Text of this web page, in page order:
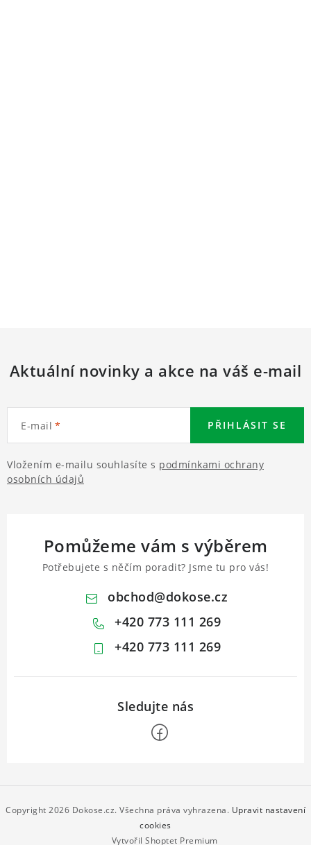
Aktuální novinky a akce na váš e-mail
E-mail
Vložením e-mailu souhlasíte s podmínkami ochrany
osobních údajů
PŘIHLÁSIT SE
Pomůžeme vám s výběrem
Potřebujete s něčím poradit? Jsme tu pro vás!
obchod@dokose.cz
+420 773 111 269
+420 773 111 269
p
Vytvořil Shoptet Premium
Copyright 2026 Dokose.cz. Všechna práva vyhrazena. Upravit nastavení
cookies